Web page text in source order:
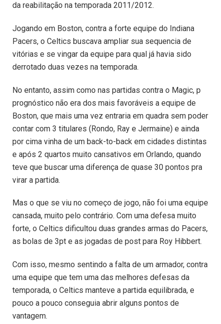
da reabilitação na temporada 2011/2012.
Jogando em Boston, contra a forte equipe do Indiana
Pacers, o Celtics buscava ampliar sua sequencia de
vitórias e se vingar da equipe para qual já havia sido
derrotado duas vezes na temporada.
No entanto, assim como nas partidas contra o Magic, p
prognóstico não era dos mais favoráveis a equipe de
Boston, que mais uma vez entraria em quadra sem poder
contar com 3 titulares (Rondo, Ray e Jermaine) e ainda
por cima vinha de um back-to-back em cidades distintas
e após 2 quartos muito cansativos em Orlando, quando
teve que buscar uma diferença de quase 30 pontos pra
virar a partida.
Mas o que se viu no começo de jogo, não foi uma equipe
cansada, muito pelo contrário. Com uma defesa muito
forte, o Celtics dificultou duas grandes armas do Pacers,
as bolas de 3pt e as jogadas de post para Roy Hibbert.
Com isso, mesmo sentindo a falta de um armador, contra
uma equipe que tem uma das melhores defesas da
temporada, o Celtics manteve a partida equilibrada, e
pouco a pouco conseguia abrir alguns pontos de
vantagem.